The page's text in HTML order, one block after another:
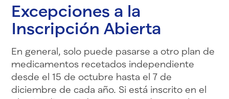
Excepciones a la
Inscripción Abierta
En general, solo puede pasarse a otro plan de
medicamentos recetados independiente
desde el 15 de octubre hasta el 7 de
diciembre de cada año. Si está inscrito en el